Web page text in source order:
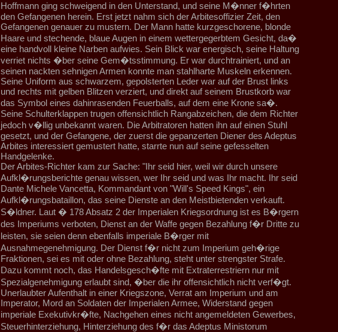
Hoffmann ging schweigend in den Unterstand, und seine M�nner f�hrten
den Gefangenen herein. Erst jetzt nahm sich der Arbitesoffizier Zeit, den
Gefangenen genauer zu mustern. Der Mann hatte kurzgeschorene, blonde
Haare und stechende, blaue Augen in einem wettergegerbtem Gesicht, da�
eine handvoll kleine Narben aufwies. Sein Blick war energisch, seine Haltung
verriet nichts �ber seine Gem�tsstimmung. Er war durchtrainiert, und an
seinen nackten sehnigen Armen konnte man stahlharte Muskeln erkennen.
Seine Uniform aus schwarzem, gepolsterten Leder war auf der Brust links
und rechts mit gelben Blitzen verziert, und direkt auf seinem Brustkorb war
das Symbol eines dahinrasenden Feuerballs, auf dem eine Krone sa�.
Seine Schulterklappen trugen offensichtlich Rangabzeichen, die dem Richter
jedoch v�llig unbekannt waren. Die Arbitratoren hatten ihn auf einen Stuhl
gesetzt, und der Gefangene, der zuerst die gepanzerten Diener des Adeptus
Arbites interessiert gemustert hatte, starrte nun auf seine gefesselten
Handgelenke.
Der Arbites-Richter kam zur Sache: "Ihr seid hier, weil wir durch unsere
Aufkl�rungsberichte genau wissen, wer Ihr seid und was Ihr macht. Ihr seid
Dante Michele Vancetta, Kommandant von "Will's Speed Kings", ein
Aufkl�rungsbataillon, das seine Dienste an den Meistbietenden verkauft.
S�ldner. Laut � 178 Absatz 2 der Imperialen Kriegsordnung ist es B�rgern
des Imperiums verboten, Dienst an der Waffe gegen Bezahlung f�r Dritte zu
leisten, sie seien denn ebenfalls imperiale B�rger mit
Ausnahmegenehmigung. Der Dienst f�r nicht zum Imperium geh�rige
Fraktionen, sei es mit oder ohne Bezahlung, steht unter strengster Strafe.
Dazu kommt noch, das Handelsgesch�fte mit Extraterrestriern nur mit
Spezialgenehmigung erlaubt sind, �ber die ihr offensichtlich nicht verf�gt.
Unerlaubter Aufenthalt in einer Kriegszone, Verrat am Imperium und am
Imperator, Mord an Soldaten der Imperialen Armee, Widerstand gegen
imperiale Exekutivkr�fte, Nachgehen eines nicht angemeldeten Gewerbes,
Steuerhinterziehung, Hinterziehung des f�r das Adeptus Ministorum